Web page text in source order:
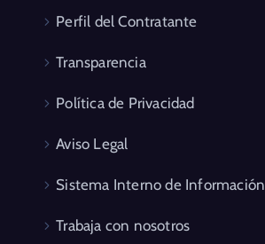
Perfil del Contratante
Transparencia
Política de Privacidad
Aviso Legal
Sistema Interno de Información
Trabaja con nosotros